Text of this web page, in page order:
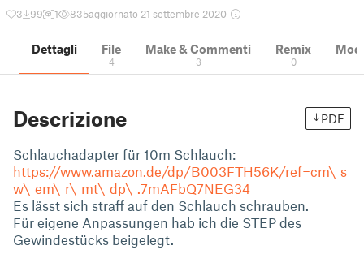
3 99 1 835aggiornato 21 settembre 2020
Dettagli File
4
Make & Commenti
3
Remix
0
Descrizione PDF
Schlauchadapter für 10m Schlauch:
https://www.amazon.de/dp/B003FTH56K/ref=cm\_s
w\_em\_r\_mt\_dp\_.7mAFbQ7NEG34
Es lässt sich straff auf den Schlauch schrauben.
Für eigene Anpassungen hab ich die STEP des
Gewindestücks beigelegt.